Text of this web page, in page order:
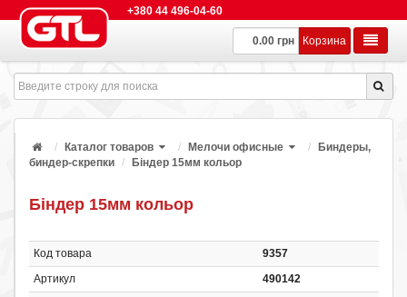
+380 44 496-04-60
0.00 грн Корзина
Каталог товаров Мелочи офисные
Биндеры,
биндер-скрепки
Біндер 15мм кольор
Біндер 15мм кольор
Код товара
9357
Артикул
490142